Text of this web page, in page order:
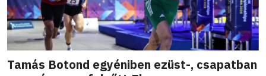
Tamás Botond egyéniben ezüst-, csapatban